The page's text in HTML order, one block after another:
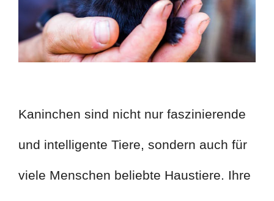
Kaninchen sind nicht nur faszinierende
und intelligente Tiere, sondern auch für
viele Menschen beliebte Haustiere. Ihre